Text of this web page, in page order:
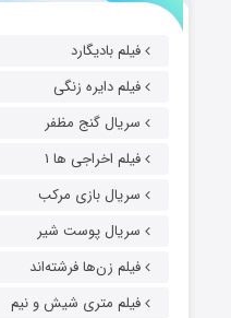
فیلم بادیگارد
فیلم دایره زنگی
سریال گنج مظفر
فیلم اخراجی ها ۱
سریال بازی مرکب
سریال پوست شیر
فیلم زن‌ها فرشته‌اند
فیلم متری شیش و نیم